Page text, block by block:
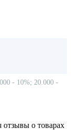
- 10%; 20.000 -
отзывы о товарах